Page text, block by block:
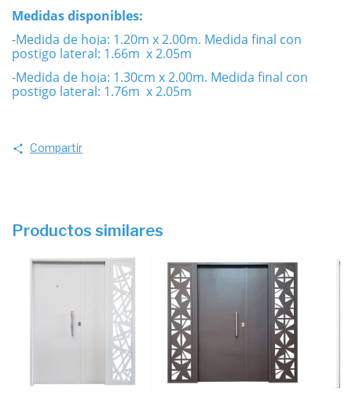
Medidas disponibles:
-Medida de hoja: 1.20m x 2.00m. Medida final con
postigo lateral: 1.66m x 2.05m
-Medida de hoja: 1.30cm x 2.00m. Medida final con
postigo lateral: 1.76m x 2.05m
Compartir
Productos similares